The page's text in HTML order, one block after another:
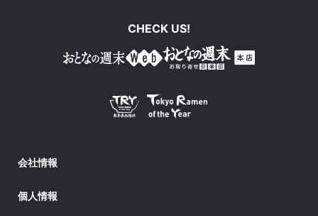
CHECK US!
会社情報
個人情報